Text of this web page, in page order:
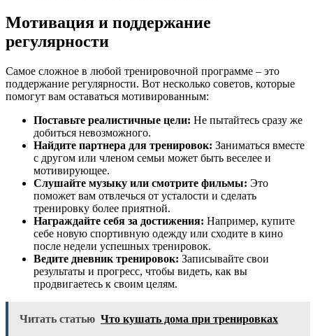
Мотивация и поддержание
регулярности
Самое сложное в любой тренировочной программе – это
поддержание регулярности. Вот несколько советов, которые
помогут вам оставаться мотивированным:
Поставьте реалистичные цели: Не пытайтесь сразу же
добиться невозможного.
Найдите партнера для тренировок: Заниматься вместе
с другом или членом семьи может быть веселее и
мотивирующее.
Слушайте музыку или смотрите фильмы: Это
поможет вам отвлечься от усталости и сделать
тренировку более приятной.
Награждайте себя за достижения: Например, купите
себе новую спортивную одежду или сходите в кино
после недели успешных тренировок.
Ведите дневник тренировок: Записывайте свои
результаты и прогресс, чтобы видеть, как вы
продвигаетесь к своим целям.
Читать статью Что кушать дома при тренировках